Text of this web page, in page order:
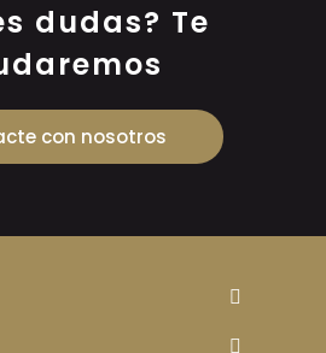
dudas? Te
con nosotros